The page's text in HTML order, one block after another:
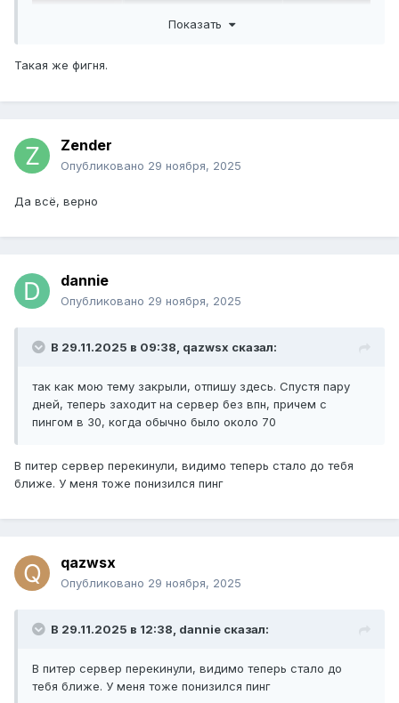
Показать
Такая же фигня.
Zender
Опубликовано 29 ноября, 2025
Да всё, верно
dannie
Опубликовано 29 ноября, 2025
В 29.11.2025 в 09:38, qazwsx сказал:
так как мою тему закрыли, отпишу здесь. Спустя пару
дней, теперь заходит на сервер без впн, причем с
пингом в 30, когда обычно было около 70
В питер сервер перекинули, видимо теперь стало до тебя
ближе. У меня тоже понизился пинг
qazwsx
Опубликовано 29 ноября, 2025
В 29.11.2025 в 12:38, dannie сказал:
В питер сервер перекинули, видимо теперь стало до
тебя ближе. У меня тоже понизился пинг